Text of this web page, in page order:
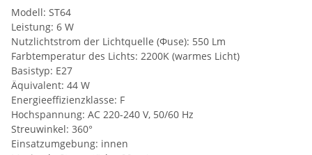
Modell: ST64
Leistung: 6 W
Nutzlichtstrom der Lichtquelle (Φuse): 550 Lm
Farbtemperatur des Lichts: 2200K (warmes Licht)
Basistyp: E27
Äquivalent: 44 W
Energieeffizienzklasse: F
Hochspannung: AC 220-240 V, 50/60 Hz
Streuwinkel: 360°
Einsatzumgebung: innen